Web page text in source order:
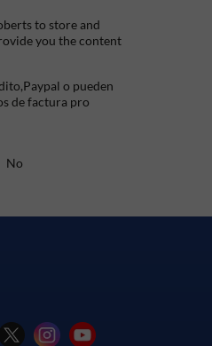
to store and
you the content
o pueden
de factura pro
No